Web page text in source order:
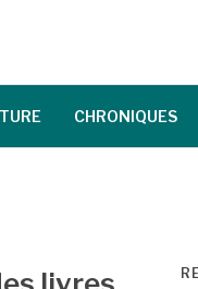
CHRONIQUES